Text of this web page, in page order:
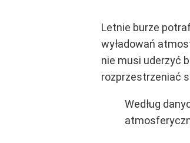
Letnie burze
wyładowań
nie musi uderzyć
rozprzestrzeniać
Według